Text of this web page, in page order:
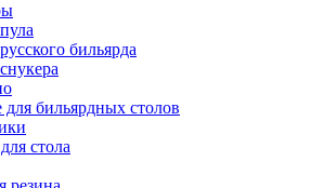
бильярда
бильярдных столов
стола